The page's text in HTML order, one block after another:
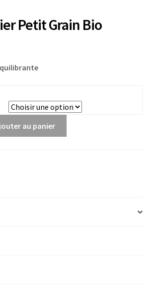
Petit Grain Bio
au panier